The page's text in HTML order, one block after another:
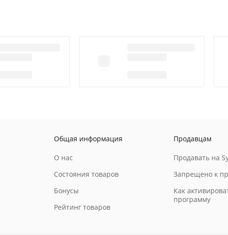
Общая информация
О нас
Состояния товаров
Бонусы
Рейтинг товаров
Продавцам
Продавать на
Запрещено к
Как
программу